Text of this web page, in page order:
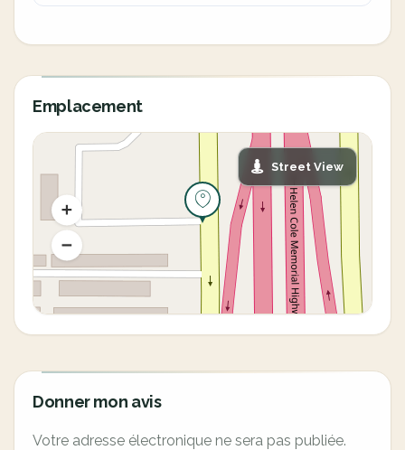
Emplacement
Street View
Donner mon avis
Votre adresse électronique ne sera pas publiée.